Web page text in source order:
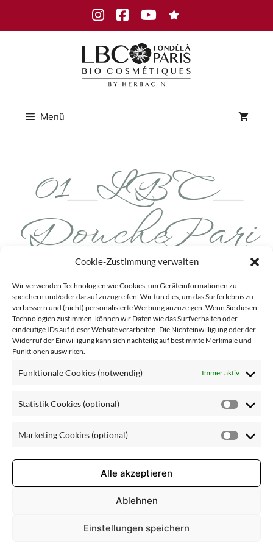
Cookie-Zustimmung verwalten
Wir verwenden Technologien wie Cookies, um Geräteinformationen zu
speichern und/oder darauf zuzugreifen. Wir tun dies, um das Surferlebnis zu
verbessern und (nicht) personalisierte Werbung anzuzeigen. Wenn Sie diesen
Technologien zustimmen, können wir Daten wie das Surfverhalten oder
eindeutige IDs auf dieser Website verarbeiten. Die Nichteinwilligung oder der
Widerruf der Einwilligung kann sich nachteilig auf bestimmte Merkmale und
Funktionen auswirken.
Funktionale Cookies (notwendig) Immer aktiv
Statistik Cookies (optional)
Marketing Cookies (optional)
Alle akzeptieren
Ablehnen
Einstellungen speichern
InstagramFacebookYoutube
Menü
01_LBC_
DouchePari
s_Sensactive
_200ml_20
21-02-
WEB